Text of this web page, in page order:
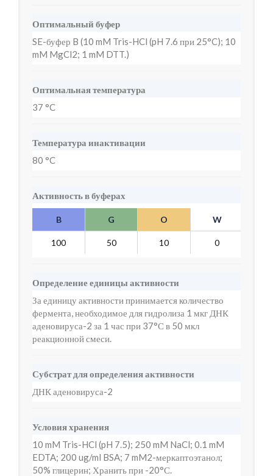
Оптимальный буфер
SE-буфер B (10 mM Tris-HCl (pH 7.6 при 25°C); 10
mM MgCl2; 1 mM DTT.)
Оптимальная температура
37 °C
Температура инактивации
80 °C
Активность в буферах
B G O W
100 50 10 0
Определение единицы активности
За единицу активности принимается количество
фермента, необходимое для гидролиза 1 мкг ДНК
аденовируса-2 за 1 час при 37°С в 50 мкл
реакционной смеси.
Субстрат для определения активности
ДНК аденовируса-2
Условия хранения
10 mM Tris-HCl (pH 7.5); 250 mM NaCl; 0.1 mM
EDTA; 200 ug/ml BSA; 7 mM2-меркаптоэтанол;
50% глицерин; Хранить при -20°С.